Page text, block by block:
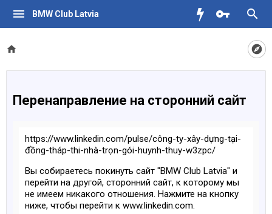
BMW Club Latvia
Перенаправление на сторонний сайт
https://www.linkedin.com/pulse/công-ty-xây-dựng-tại-
đồng-tháp-thi-nhà-trọn-gói-huynh-thuy-w3zpc/
Вы собираетесь покинуть сайт "BMW Club Latvia" и
перейти на другой, сторонний сайт, к которому мы
не имеем никакого отношения. Нажмите на кнопку
ниже, чтобы перейти к www.linkedin.com.